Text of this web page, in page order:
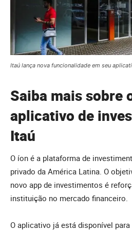
Itaú lança nova funcionalidade em seu
Saiba mais sobre
aplicativo de
Itaú
O íon é a plataforma de
privado da América Latina. O
novo app de investimentos é
instituição no mercado financeiro.
O aplicativo já está disponível para